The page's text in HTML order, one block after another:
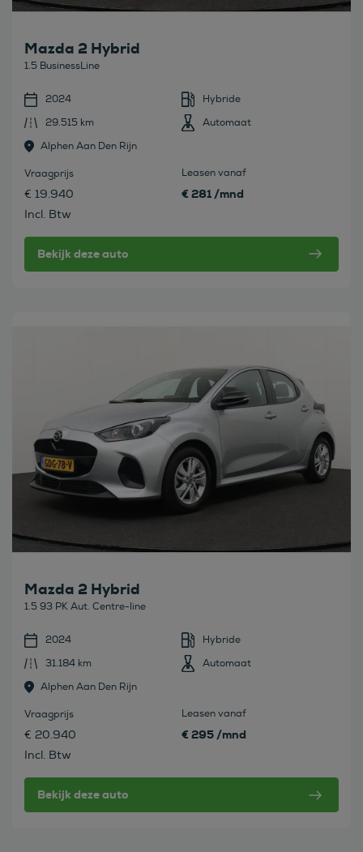
Mazda 2 Hybrid
1.5 BusinessLine
2024
Hybride
29.515 km
Automaat
Alphen Aan Den Rijn
Vraagprijs
€ 19.940
Incl. Btw
Leasen vanaf
€ 281 /mnd
Bekijk deze auto
Mazda 2 Hybrid
1.5 93 PK Aut. Centre-line
2024
Hybride
31.184 km
Automaat
Alphen Aan Den Rijn
Vraagprijs
€ 20.940
Incl. Btw
Leasen vanaf
€ 295 /mnd
Bekijk deze auto